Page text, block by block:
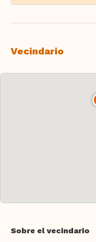
Vecindario
Sobre el vecindario